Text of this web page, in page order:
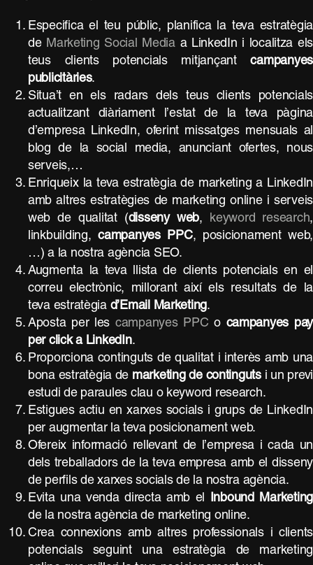
Especifica el teu públic, planifica la teva estratègia
de Marketing Social Mediaa LinkedIn i localitza els
teus clients potencials mitjançantcampanyes
publicitàries.
Situa’t en els radars dels teus clients potencials
actualitzant diàriament l’estat de la teva pàgina
d’empresa LinkedIn, oferint missatges mensuals al
blog de la social media, anunciant ofertes, nous
serveis,…
Enriqueix la teva estratègia de marketing a LinkedIn
amb altres estratègies de marketing online i serveis
web de qualitat (disseny web, keyword research,
linkbuilding,campanyes PPC, posicionament web,
…) a la nostra agència SEO.
Augmenta la teva llista de clients potencials en el
correu electrònic, millorant així els resultats de la
teva estratègia d’Email Marketing.
Aposta per les campanyes PPC o campanyes pay
per click a LinkedIn.
Proporciona continguts de qualitat i interès amb una
bona estratègia de marketing de contingutsi un previ
estudi de paraules clau o keyword research.
Estigues actiu en xarxes socials i grups de LinkedIn
per augmentar la teva posicionament web.
Ofereix informació rellevant de l’empresa i cada un
dels treballadors de la teva empresa amb el disseny
de perfils de xarxes socials de la nostra agència.
Evita una venda directa amb el
Inbound Marketing
de la nostra agència de marketing online.
Crea connexions amb altres professionals i clients
potencials seguint una estratègia de marketing